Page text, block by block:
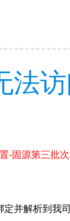
访
-固源第三批
并解析到我